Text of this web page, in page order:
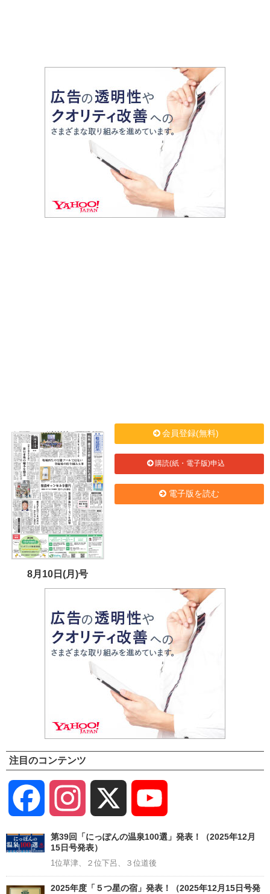
8月10日(月)号
会員登録(無料)
購読(紙・電子版)申込
電子版を読む
注目のコンテンツ
Facebook Instagram
Channel
第39回「にっぽんの温泉100選」発表！（2025年12月
15日号発表）
1位草津、２位下呂、３位道後
2025年度「５つ星の宿」発表！（2025年12月15日号発